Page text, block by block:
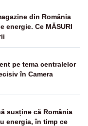
din România
energie. Ce MĂSURI
pe tema centralelor
în Camera
susține că România
energia, în timp ce